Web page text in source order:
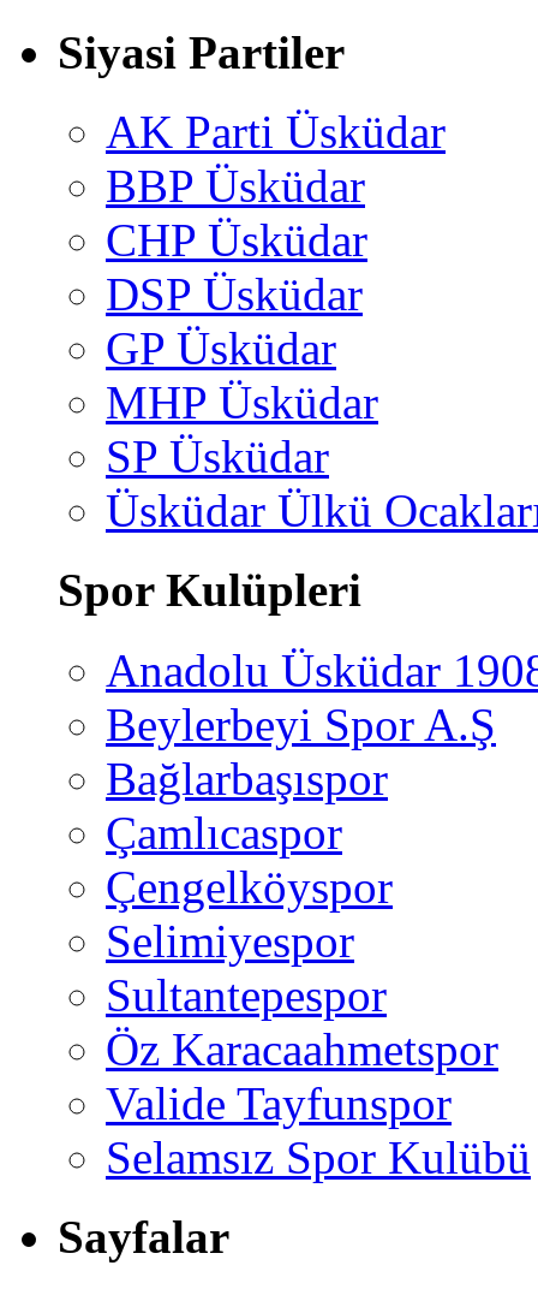
Siyasi Partiler
AK Parti Üsküdar
BBP Üsküdar
CHP Üsküdar
DSP Üsküdar
GP Üsküdar
MHP Üsküdar
SP Üsküdar
Üsküdar Ülkü
Spor Kulüpleri
Anadolu Üsküdar
Beylerbeyi Spor A.Ş
Bağlarbaşıspor
Çamlıcaspor
Çengelköyspor
Selimiyespor
Sultantepespor
Öz Karacaahmetspor
Valide Tayfunspor
Selamsız Spor Kulübü
Sayfalar